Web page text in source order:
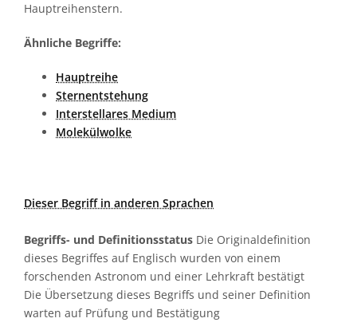
Hauptreihenstern.
Ähnliche Begriffe:
Hauptreihe
Sternentstehung
Interstellares Medium
Molekülwolke
Dieser Begriff in anderen Sprachen
Begriffs- und Definitionsstatus Die Originaldefinition
dieses Begriffes auf Englisch wurden von einem
forschenden Astronom und einer Lehrkraft bestätigt
Die Übersetzung dieses Begriffs und seiner Definition
warten auf Prüfung und Bestätigung